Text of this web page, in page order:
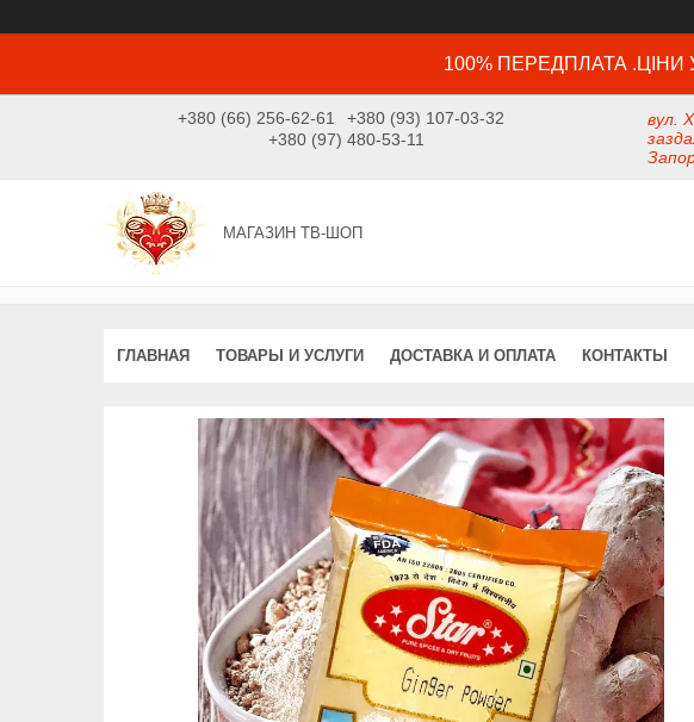
100% ПЕРЕДПЛАТА
+380 (66) 256-62-61
+380 (93) 107-03-32
+380 (97) 480-53-11
вул.
МАГАЗИН ТВ-ШОП
ГЛАВНАЯ ТОВАРЫ И УСЛУГИ ДОСТАВКА И ОПЛАТА КОНТАКТЫ